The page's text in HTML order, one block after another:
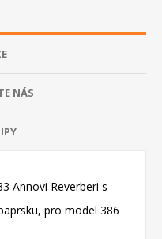
NÁS
Annovi Reverberi s
pro model 386